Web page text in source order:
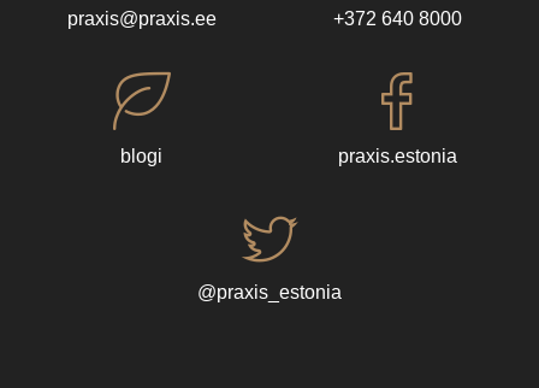
praxis@praxis.ee +372 640 8000
blogi praxis.estonia
@praxis_estonia